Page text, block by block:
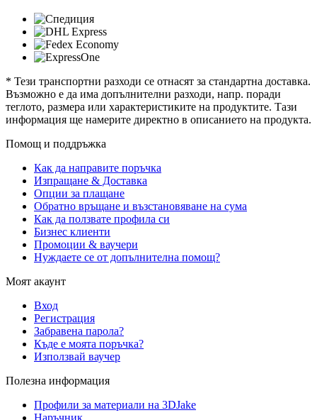
* Тези транспортни разходи се отнасят за стандартна доставка.
Възможно е да има допълнителни разходи, напр. поради
теглото, размера или характеристиките на продуктите. Тази
информация ще намерите директно в описанието на продукта.
Помощ и поддръжка
Как да направите поръчка
Изпращане & Доставка
Опции за плащане
Обратно връщане и възстановяване на сума
Как да ползвате профила си
Бизнес клиенти
Промоции & ваучери
Нуждаете се от допълнителна помощ?
Моят акаунт
Вход
Регистрация
Забравена парола?
Къде е моята поръчка?
Използвай ваучер
Полезна информация
Профили за материали на 3DJake